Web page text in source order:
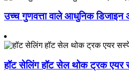
उच्च गुणवत्ता वाले आधुनिक
हॉट सेलिंग हॉट सेल थोक ट्रक